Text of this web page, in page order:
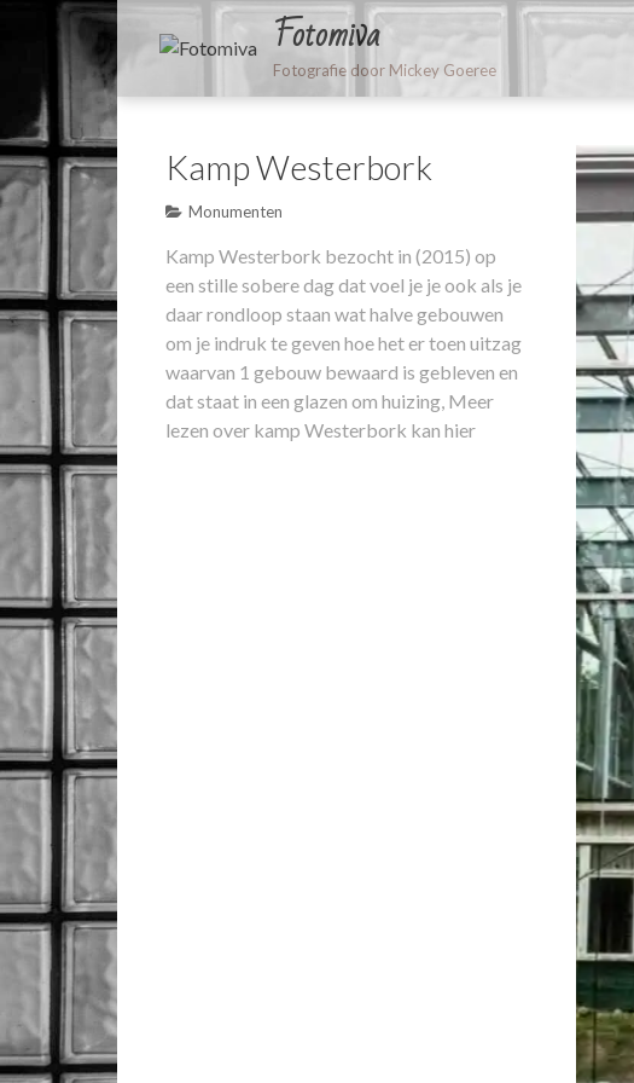
Fotomiva
Fotografie door Mickey Goeree
Kamp Westerbork
Monumenten
Kamp Westerbork bezocht in (2015) op
een stille sobere dag dat voel je je ook als je
daar rondloop staan wat halve gebouwen
om je indruk te geven hoe het er toen uitzag
waarvan 1 gebouw bewaard is gebleven en
dat staat in een glazen om huizing, Meer
lezen over kamp Westerbork kan hier